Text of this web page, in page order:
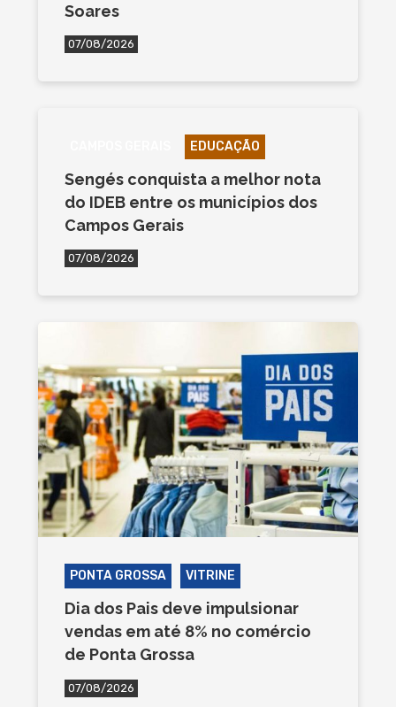
Soares
07/08/2026
EDUCAÇÃO
Sengés conquista a melhor nota
do IDEB entre os municípios dos
Campos Gerais
07/08/2026
PONTA GROSSA VITRINE
Dia dos Pais deve impulsionar
vendas em até 8% no comércio
de Ponta Grossa
07/08/2026